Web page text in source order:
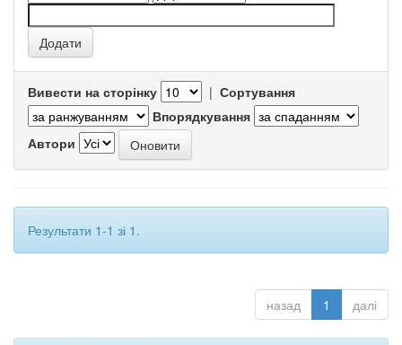
Вивести на сторінку | Сортування
Впорядкування
Автори
Результати 1-1 зі 1.
назад 1 далі